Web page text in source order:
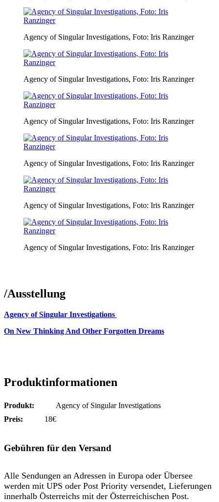
Agency of Singular Investigations, Foto: Iris Ranzinger
Agency of Singular Investigations, Foto: Iris Ranzinger
Agency of Singular Investigations, Foto: Iris Ranzinger
Agency of Singular Investigations, Foto: Iris Ranzinger
Agency of Singular Investigations, Foto: Iris Ranzinger
Agency of Singular Investigations, Foto: Iris Ranzinger
/Ausstellung
Agency of Singular Investigations
On New Thinking And Other Forgotten Dreams
Produktinformationen
Produkt:
Agency of Singular Investigations
Preis:
18€
Gebühren für den Versand
Alle Sendungen an Adressen in Europa oder Übersee
werden mit UPS oder Post Priority versendet, Lieferungen
innerhalb Österreichs mit der Österreichischen Post.